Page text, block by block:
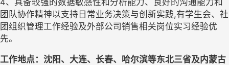
4、具备较强的数据敏感性和分析能力、良好的沟通能力和
团队协作精神以支持日常业务决策与创新实践,有学生会、社
团组织管理工作经验及外部公司销售相关岗位实习经验优
先。
工作地点：沈阳、大连、长春、哈尔滨等东北三省及内蒙古